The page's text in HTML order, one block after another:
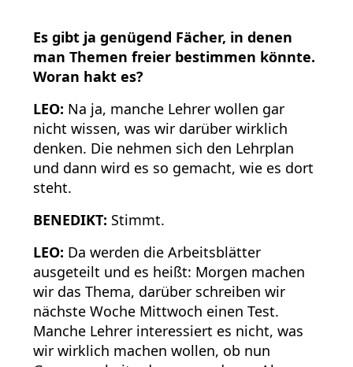
Es gibt ja genügend Fächer, in denen
man Themen freier bestimmen könnte.
Woran hakt es?
LEO: Na ja, manche Lehrer wollen gar
nicht wissen, was wir darüber wirklich
denken. Die nehmen sich den Lehrplan
und dann wird es so gemacht, wie es dort
steht.
BENEDIKT: Stimmt.
LEO: Da werden die Arbeitsblätter
ausgeteilt und es heißt: Morgen machen
wir das Thema, darüber schreiben wir
nächste Woche Mittwoch einen Test.
Manche Lehrer interessiert es nicht, was
wir wirklich machen wollen, ob nun